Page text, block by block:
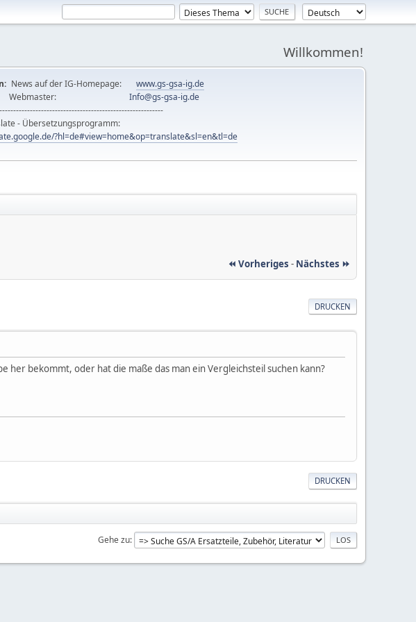
Willkommen!
News auf der IG-Homepage: www.gs-gsa-ig.de
Webmaster: Info@gs-gsa-ig.de
- Übersetzungsprogramm:
?hl=de#view=home&op=translate&sl=en&tl=de
⏪ Vorheriges - Nächstes ⏩
DRUCKEN
her bekommt, oder hat die maße das man ein Vergleichsteil suchen kann?
DRUCKEN
Gehe zu